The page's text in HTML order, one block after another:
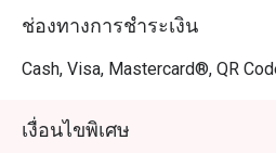
สำหรับคนไม่อยากแกะเอง
เหมาะสำหรับคนพื้นที่ที่มองหาบุฟ
เหมาะสำหรับนักท่องเที่ยวที่ต้องก
และได้สัมผัสประสบการณ์ซีฟู้ดแบบ
ช่องทางการชำระเงิน
Cash, Visa, Mastercard®, QR
เงื่อนไขพิเศษ